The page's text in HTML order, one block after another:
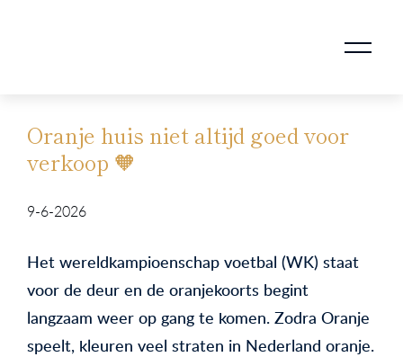
Oranje huis niet altijd goed voor
verkoop 🧡
9-6-2026
Het wereldkampioenschap voetbal (WK) staat
voor de deur en de oranjekoorts begint
langzaam weer op gang te komen. Zodra Oranje
speelt, kleuren veel straten in Nederland oranje.